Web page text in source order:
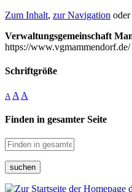
Zum Inhalt, zur Navigation oder
Verwaltungsgemeinschaft
https://www.vgmammendorf.de/
Schriftgröße
A A A
Finden in gesamter Seite
suchen